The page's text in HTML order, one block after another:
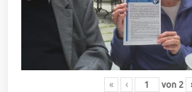
« ‹ von 2 ›